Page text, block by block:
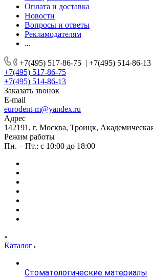
Оплата и доставка
Новости
Вопросы и ответы
Рекламодателям
...
+7(495) 517-86-75 | +7(495) 514-86-13
+7(495) 517-86-75
+7(495) 514-86-13
Заказать звонок
E-mail
eurodent-m@yandex.ru
Адрес
142191, г. Москва, Троицк,
Режим работы
Пн. – Пт.: с 10:00 до 18:00
Каталог
Стоматологические материалы